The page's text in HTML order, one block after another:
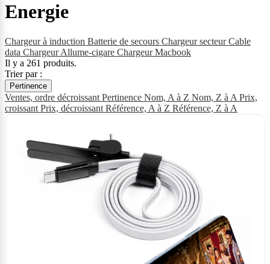
Energie
Chargeur à induction Batterie de secours Chargeur secteur Cable
data Chargeur Allume-cigare Chargeur Macbook
Il y a 261 produits.
Trier par :
Pertinence
Ventes, ordre décroissant Pertinence Nom, A à Z Nom, Z à A Prix,
croissant Prix, décroissant Référence, A à Z Référence, Z à A